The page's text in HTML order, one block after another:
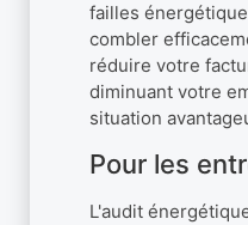
failles
combler
réduire votre
diminuant votre
situation
Pour les
L'audit